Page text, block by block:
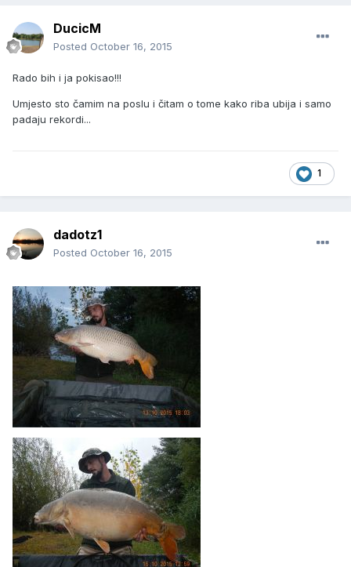
DucicM
Posted October 16, 2015
Rado bih i ja pokisao!!!
Umjesto sto čamim na poslu i čitam o tome kako riba ubija i samo
padaju rekordi...
1
dadotz1
Posted October 16, 2015